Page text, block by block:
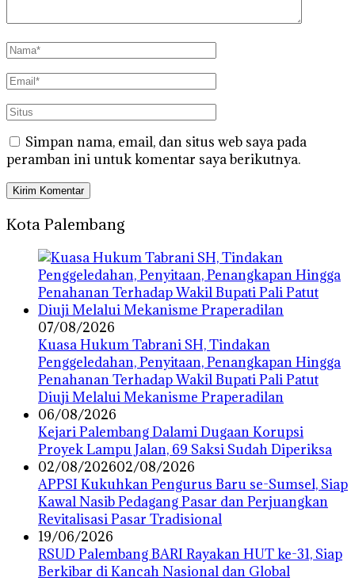
Simpan nama, email, dan situs web saya pada
peramban ini untuk komentar saya berikutnya.
Kota Palembang
07/08/2026
‎Kuasa Hukum Tabrani SH, Tindakan
Penggeledahan, Penyitaan, Penangkapan Hingga
Penahanan Terhadap Wakil Bupati Pali Patut
Diuji Melalui Mekanisme Praperadilan
06/08/2026
Kejari Palembang Dalami Dugaan Korupsi
Proyek Lampu Jalan, 69 Saksi Sudah Diperiksa
02/08/202602/08/2026
APPSI Kukuhkan Pengurus Baru se-Sumsel, Siap
Kawal Nasib Pedagang Pasar dan Perjuangkan
Revitalisasi Pasar Tradisional
19/06/2026
RSUD Palembang BARI Rayakan HUT ke-31, Siap
Berkibar di Kancah Nasional dan Global